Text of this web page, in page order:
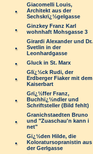
Giacomelli Louis,
Architekt aus der
Sechskrï¿½gelgasse
Ginzkey Franz Karl
wohnhaft Mohsgasse 3
Girardi Alexander und Dr.
Svetlin in der
Leonhardgasse
Gluck in St. Marx
Glï¿½ck Rudi, der
Erdberger Fiaker mit dem
Kaiserbart
Grï¿½ffer Franz,
Buchhï¿½ndler und
Schriftsteller (Bild fehlt)
Granichstaedten Bruno
und "Zuaschau'n kann i
net"
Gï¿½den Hilde, die
Koloratursopranistin aus
der Gerlgasse